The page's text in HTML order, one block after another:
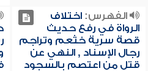
الفهرس:اختلاف
الرواة في رفع حديث
قصة سرية خثعم وتراجم
رجال الإسناد , النهي عن
قتل من اعتصم بالسجود